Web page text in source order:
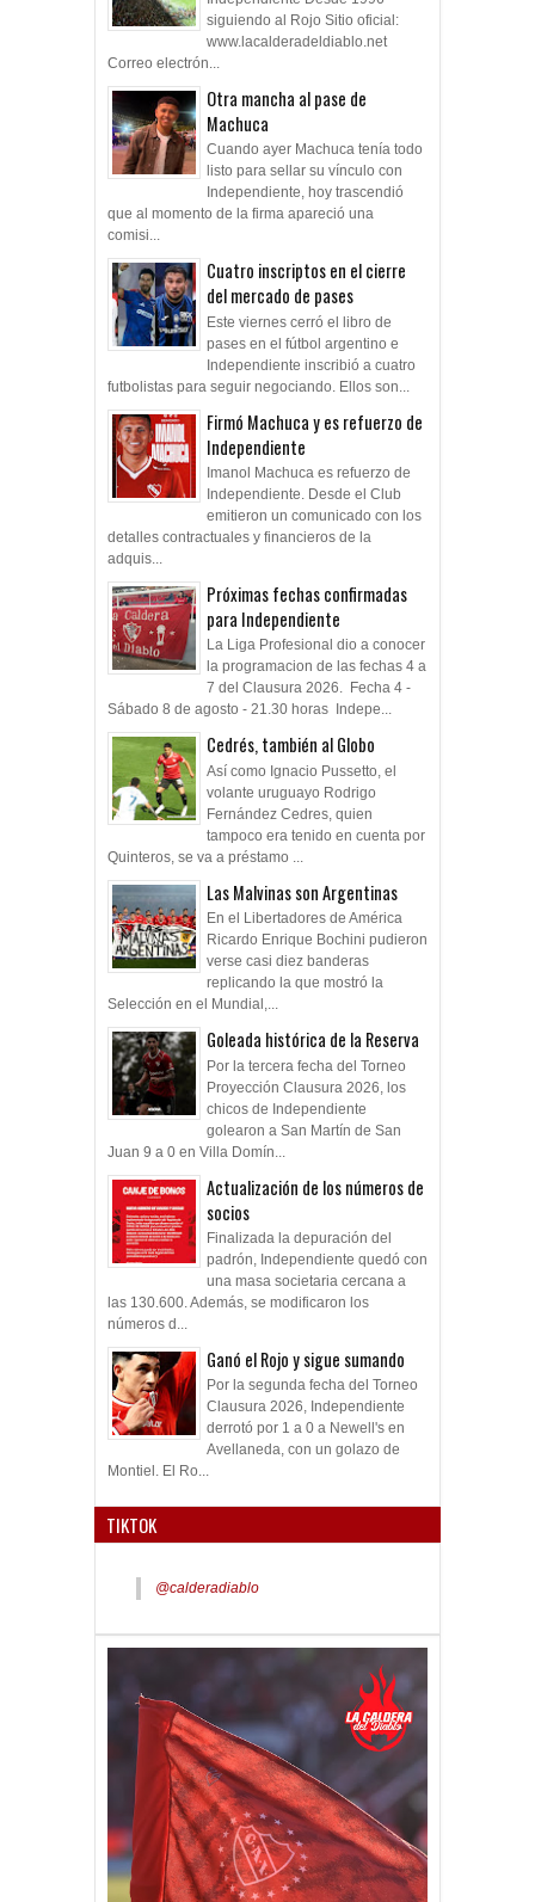
siguiendo al Rojo Sitio oficial:
www.lacalderadeldiablo.net
Correo electrón...
Otra mancha al pase de
Machuca
Cuando ayer Machuca tenía todo
listo para sellar su vínculo con
Independiente, hoy trascendió
que al momento de la firma apareció una
comisi...
Cuatro inscriptos en el cierre
del mercado de pases
Este viernes cerró el libro de
pases en el fútbol argentino e
Independiente inscribió a cuatro
futbolistas para seguir negociando. Ellos son...
Firmó Machuca y es refuerzo de
Independiente
Imanol Machuca es refuerzo de
Independiente. Desde el Club
emitieron un comunicado con los
detalles contractuales y financieros de la
adquis...
Próximas fechas confirmadas
para Independiente
La Liga Profesional dio a conocer
la programacion de las fechas 4 a
7 del Clausura 2026. Fecha 4 -
Sábado 8 de agosto - 21.30 horas Indepe...
Cedrés, también al Globo
Así como Ignacio Pussetto, el
volante uruguayo Rodrigo
Fernández Cedres, quien
tampoco era tenido en cuenta por
Quinteros, se va a préstamo ...
Las Malvinas son Argentinas
En el Libertadores de América
Ricardo Enrique Bochini pudieron
verse casi diez banderas
replicando la que mostró la
Selección en el Mundial,...
Goleada histórica de la Reserva
Por la tercera fecha del Torneo
Proyección Clausura 2026, los
chicos de Independiente
golearon a San Martín de San
Juan 9 a 0 en Villa Domín...
Actualización de los números de
socios
Finalizada la depuración del
padrón, Independiente quedó con
una masa societaria cercana a
las 130.600. Además, se modificaron los
números d...
Ganó el Rojo y sigue sumando
Por la segunda fecha del Torneo
Clausura 2026, Independiente
derrotó por 1 a 0 a Newell's en
Avellaneda, con un golazo de
Montiel. El Ro...
TIKTOK
@calderadiablo